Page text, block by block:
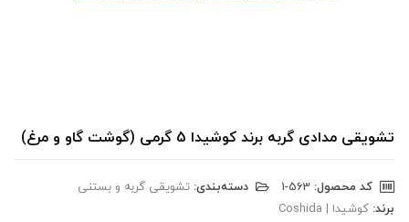
تشویقی مدادی گربه برند کوشیدا 5 گرمی (گوشت گاو و مرغ)
کد محصول: دسته‌بندی: تشویقی گربه و بستنی
برند: کوشیدا | Coshida